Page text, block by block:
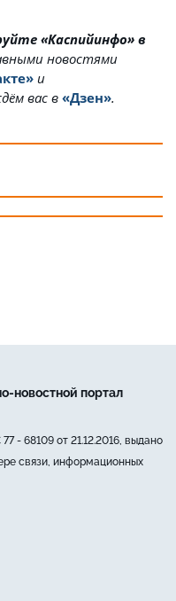
«Каспийинфо» в
новостями
и
вас в«Дзен».
новостной портал
- 68109 от 21.12.2016, выдано
связи, информационных